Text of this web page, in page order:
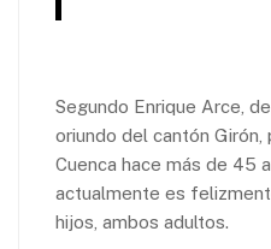
Segundo Enrique Arce,
oriundo del cantón
Cuenca hace más de 45
actualmente es
hijos, ambos adultos.